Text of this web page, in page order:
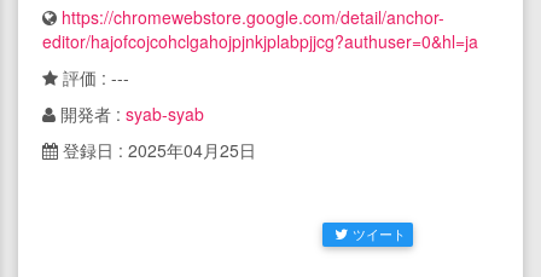
https://chromewebstore.google.com/detail/anchor-
editor/hajofcojcohclgahojpjnkjplabpjjcg?authuser=0&hl=ja
評価 : ---
開発者 : syab-syab
登録日 : 2025年04月25日
ツイート